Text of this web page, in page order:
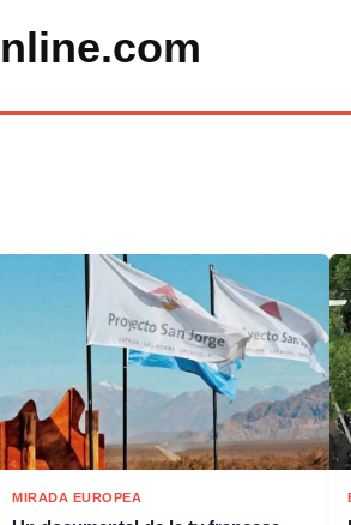
MIRADA EUROPEA